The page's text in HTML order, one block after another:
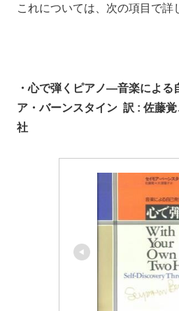
これについては、次の項目で詳
・心で弾くピアノ―音楽によ
ア・バーンスタイン 訳 : 佐藤
社